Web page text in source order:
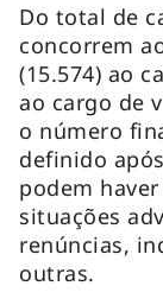
Do total de
concorrem
(15.574) ao
ao cargo de
o número
definido
podem
situações
renúncias,
outras.